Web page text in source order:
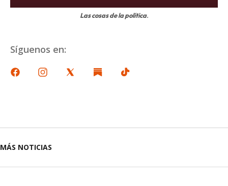
Las cosas de la política.
Síguenos en:
MÁS NOTICIAS